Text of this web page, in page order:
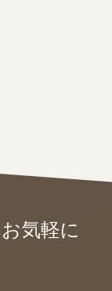
お気軽に